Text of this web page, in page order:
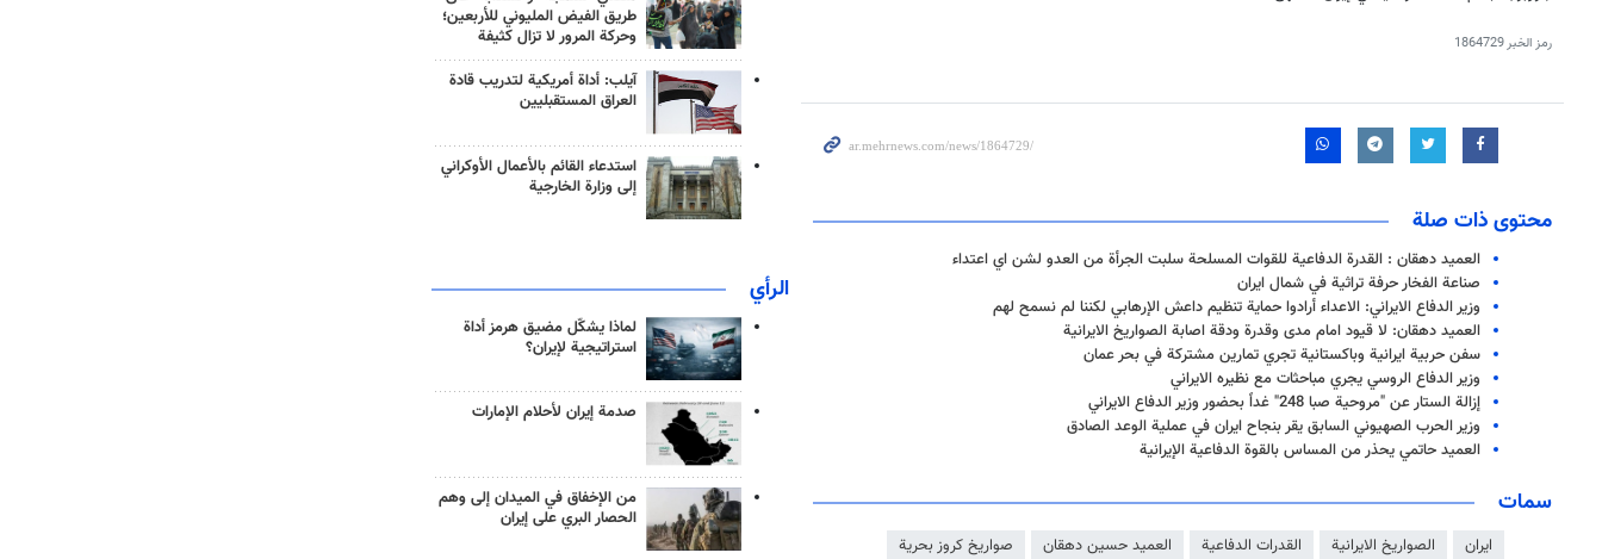
رمز الخبر1864729
محتوى ذات صلة
العميد دهقان : القدرة الدفاعية للقوات المسلحة سلبت الجرأة من العدو لشن اي اعتداء
صناعة الفخار حرفة تراثية في شمال ايران
وزير الدفاع الايراني: الاعداء أرادوا حماية تنظيم داعش الإرهابي لكننا لم نسمح لهم
العميد دهقان: لا قيود امام مدى وقدرة ودقة اصابة الصواريخ الايرانية
سفن حربية ايرانية وباكستانية تجري تمارين مشتركة في بحر عمان
وزير الدفاع الروسي يجري مباحثات مع نظيره الايراني
إزالة الستار عن "مروحية صبا 248" غداً بحضور وزير الدفاع الايراني
وزير الحرب الصهيوني السابق يقر بنجاح ايران في عملية الوعد الصادق
العميد حاتمي يحذر من المساس بالقوة الدفاعية الإيرانية
سمات
ايران الصواريخ الايرانية القدرات الدفاعية العميد حسين دهقان صواريخ كروز بحرية
طريق الفيض المليوني للأربعين؛
وحركة المرور لا تزال كثيفة
آيلب: أداة أمريكية لتدريب قادة
العراق المستقبليين
استدعاء القائم بالأعمال الأوكراني
إلى وزارة الخارجية
الرأي
لماذا يشكّل مضيق هرمز أداة
استراتيجية لإيران؟
صدمة إيران لأحلام الإمارات
من الإخفاق في الميدان إلى وهم
الحصار البري على إيران